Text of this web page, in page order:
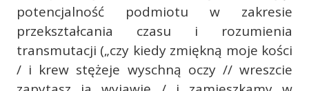
potencjalność podmiotu w zakresie
przekształcania czasu i rozumienia
transmutacji („czy kiedy zmiękną moje kości
/ i krew stężeje wyschną oczy // wreszcie